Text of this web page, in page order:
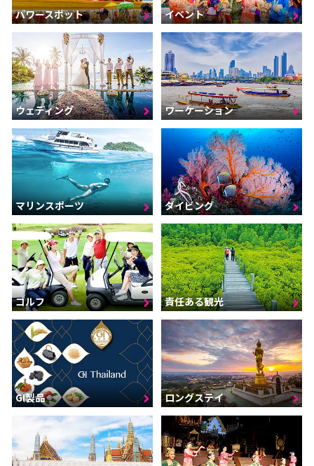
パワースポット イベント
ウェディング ワーケーション
マリンスポーツ ダイビング
ゴルフ 責任ある観光
GI製品 ロングステイ